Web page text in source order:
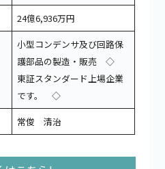
24億6,936万円
小型コンデンサ及び回路保
護部品の製造・販売 ◇
東証スタンダード上場企業
です。 ◇
常俊 清治